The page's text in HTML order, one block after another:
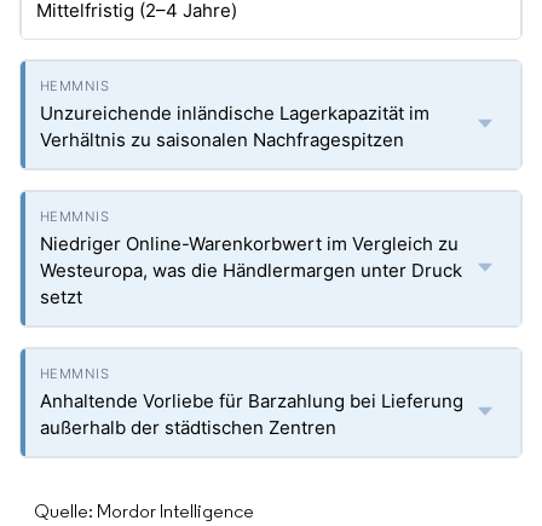
Mittelfristig (2–4 Jahre)
Unzureichende inländische Lagerkapazität im
Verhältnis zu saisonalen Nachfragespitzen
Niedriger Online-Warenkorbwert im Vergleich zu
Westeuropa, was die Händlermargen unter Druck
setzt
Anhaltende Vorliebe für Barzahlung bei Lieferung
außerhalb der städtischen Zentren
Quelle: Mordor Intelligence